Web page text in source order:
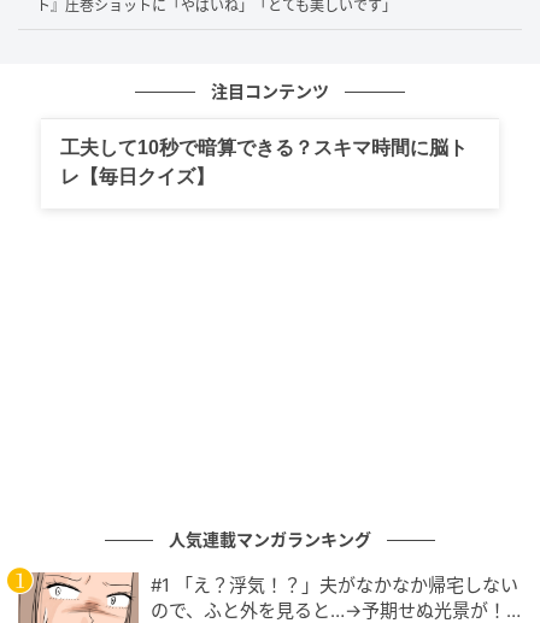
また、服装もシンプルな装いだからこそ、天野さんの
キャプションに「久しぶりの描画楽しかった」と、綴
ト』圧巻ショットに「やばいね」「とても美しいです」
注目コンテンツ
工夫して10秒で暗算できる？スキマ時間に脳ト
レ【毎日クイズ】
人気連載マンガランキング
#1 「え？浮気！？」夫がなかなか帰宅しない
ので、ふと外を見ると…→予期せぬ光景が！